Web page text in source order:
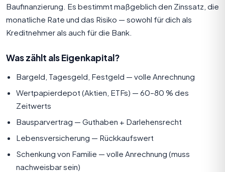
Baufinanzierung. Es bestimmt maßgeblich den Zinssatz, die
monatliche Rate und das Risiko — sowohl für dich als
Kreditnehmer als auch für die Bank.
Was zählt als Eigenkapital?
Bargeld, Tagesgeld, Festgeld — volle Anrechnung
Wertpapierdepot (Aktien, ETFs) — 60–80 % des
Zeitwerts
Bausparvertrag — Guthaben + Darlehensrecht
Lebensversicherung — Rückkaufswert
Schenkung von Familie — volle Anrechnung (muss
nachweisbar sein)